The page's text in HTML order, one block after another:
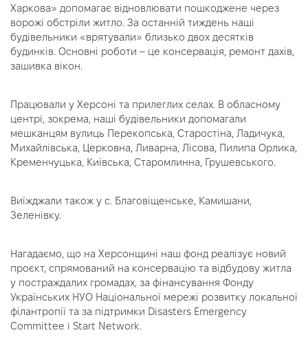
Харкова» допомагає відновлювати пошкоджене через
ворожі обстріли житло. За останній тиждень наші
будівельники «врятували» близько двох десятків
будинків. Основні роботи – це консервація, ремонт дахів,
зашивка вікон.
Працювали у Херсоні та прилеглих селах. В обласному
центрі, зокрема, наші будівельники допомагали
мешканцям вулиць Перекопська, Старостіна, Ладичука,
Михайлівська, Церковна, Ливарна, Лісова, Пилипа Орлика,
Кременчуцька, Київська, Старомлинна, Грушевського.
Виїжджали також у с. Благовіщенське, Камишани,
Зеленівку.
Нагадаємо, що на Херсонщині наш фонд реалізує новий
проєкт, спрямований на консервацію та відбудову житла
у постраждалих громадах, за фінансування Фонду
Українських НУО Національної мережі розвитку локальної
філантропії та за підтримки Disasters Emergency
Committee і Start Network.